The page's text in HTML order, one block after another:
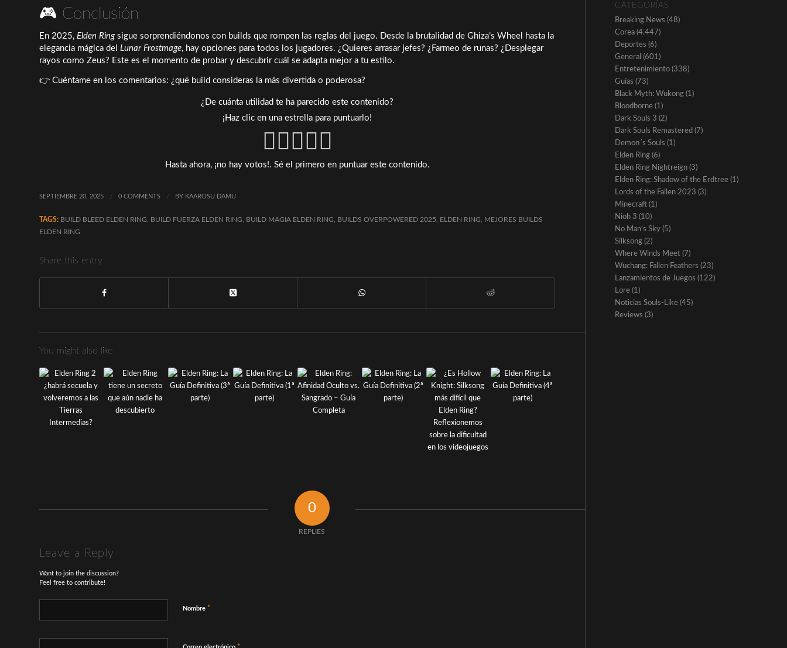
🎮 Conclusión
En 2025, Elden Ringsigue sorprendiéndonos con builds que rompen las reglas del juego. Desde la brutalidad de Ghiza’s Wheel hasta la
elegancia mágica del Lunar Frostmage, hay opciones para todos los jugadores. ¿Quieres arrasar jefes? ¿Farmeo de runas? ¿Desplegar
rayos como Zeus? Este es el momento de probar y descubrir cuál se adapta mejor a tu estilo.
👉 Cuéntame en los comentarios: ¿qué build consideras la más divertida o poderosa?
¿De cuánta utilidad te ha parecido este contenido?
¡Haz clic en una estrella para puntuarlo!
Hasta ahora, ¡no hay votos!. Sé el primero en puntuar este contenido.
SEPTIEMBRE 20, 2025 / 0 COMMENTS / BY KAAROSU DAMU
TAGS: BUILD BLEED ELDEN RING BUILD FUERZA ELDEN RING BUILD MAGIA ELDEN RING BUILDS OVERPOWERED 2025 ELDEN RING
MEJORES BUILDS
ELDEN RING
Share this entry
You might also like
0
REPLIES
Leave a Reply
Want to join the discussion?
Feel free to contribute!
Nombre *
CATEGORÍAS
Breaking News (48)
Corea(4.447)
Deportes (6)
General (601)
Entretenimiento(338)
Guías (73)
Black Myth: Wukong(1)
Bloodborne(1)
Dark Souls 3 (2)
Dark Souls Remastered (7)
Demon´s Souls (1)
Elden Ring(6)
Elden Ring Nightreign(3)
Elden Ring: Shadow of the Erdtree(1)
Lords of the Fallen 2023 (3)
Minecraft(1)
Nioh 3 (10)
No Man’s Sky(5)
Silksong(2)
Where Winds Meet(7)
Wuchang: Fallen Feathers (23)
Lanzamientos de Juegos (122)
Lore(1)
Noticias Souls-Like(45)
Reviews (3)